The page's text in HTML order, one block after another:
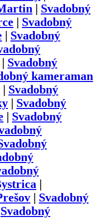
Svadobný
Svadobný
Svadobný
Svadobný
kameraman
Svadobný
Svadobný
Svadobný
Svadobný
Svadobný